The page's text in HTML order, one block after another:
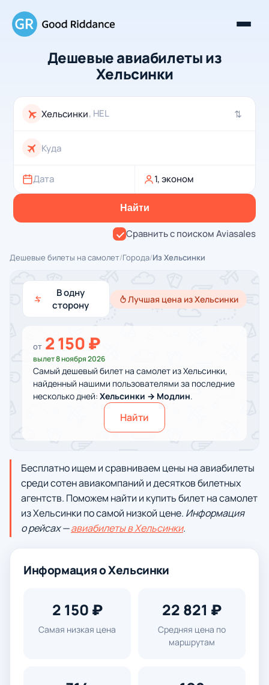
Дешевые авиабилеты из
Хельсинки
, HEL ⇄
Дата 1, эконом
Найти
Сравнить с поиском Aviasales
Дешевые билеты на самолет/Города/Из Хельсинки
В одну
сторону
Лучшая цена из Хельсинки
от 2 150 ₽
вылет 8 ноября 2026
Самый дешевый билет на самолет из Хельсинки,
найденный нашими пользователями за последние
несколько дней: Хельсинки → Модлин.
Найти
Бесплатно ищем и сравниваем цены на авиабилеты
среди сотен авиакомпаний и десятков билетных
агентств. Поможем найти и купить билет на самолет
из Хельсинки по самой низкой цене. Информация
о рейсах —авиабилеты в Хельсинки.
Информация о Хельсинки
2 150 ₽
Самая низкая цена
22 821 ₽
Средняя цена по
маршрутам